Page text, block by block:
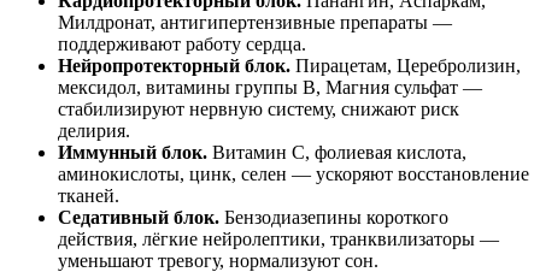
Милдронат, антигипертензивные препараты —
поддерживают работу сердца.
Нейропротекторный блок. Пирацетам, Церебролизин,
мексидол, витамины группы B, Магния сульфат —
стабилизируют нервную систему, снижают риск
делирия.
Иммунный блок. Витамин C, фолиевая кислота,
аминокислоты, цинк, селен — ускоряют восстановление
тканей.
Седативный блок. Бензодиазепины короткого
действия, лёгкие нейролептики, транквилизаторы —
уменьшают тревогу, нормализуют сон.